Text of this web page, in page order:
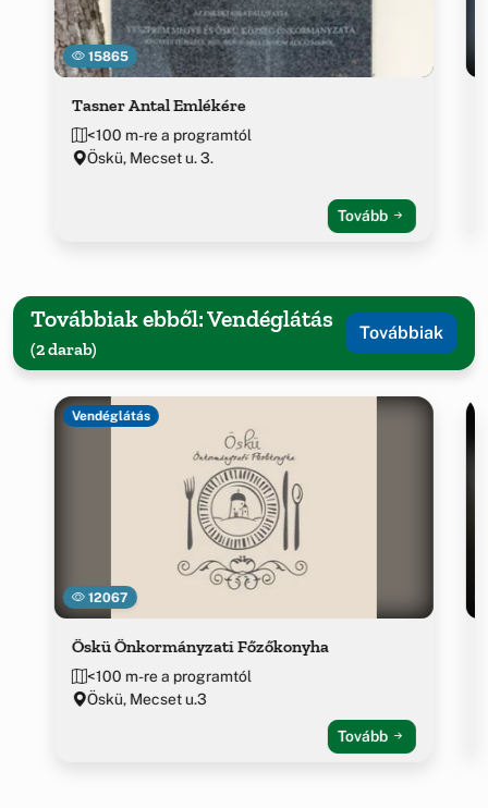
15865
Tasner Antal Emlékére
<100 m-re a programtól
Öskü, Mecset u. 3.
Tovább
Továbbiak ebből: Vendéglátás
(2 darab)
Továbbiak
12067
Vendéglátás
Öskü Önkormányzati Főzőkonyha
<100 m-re a programtól
Öskü, Mecset u.3
Tovább